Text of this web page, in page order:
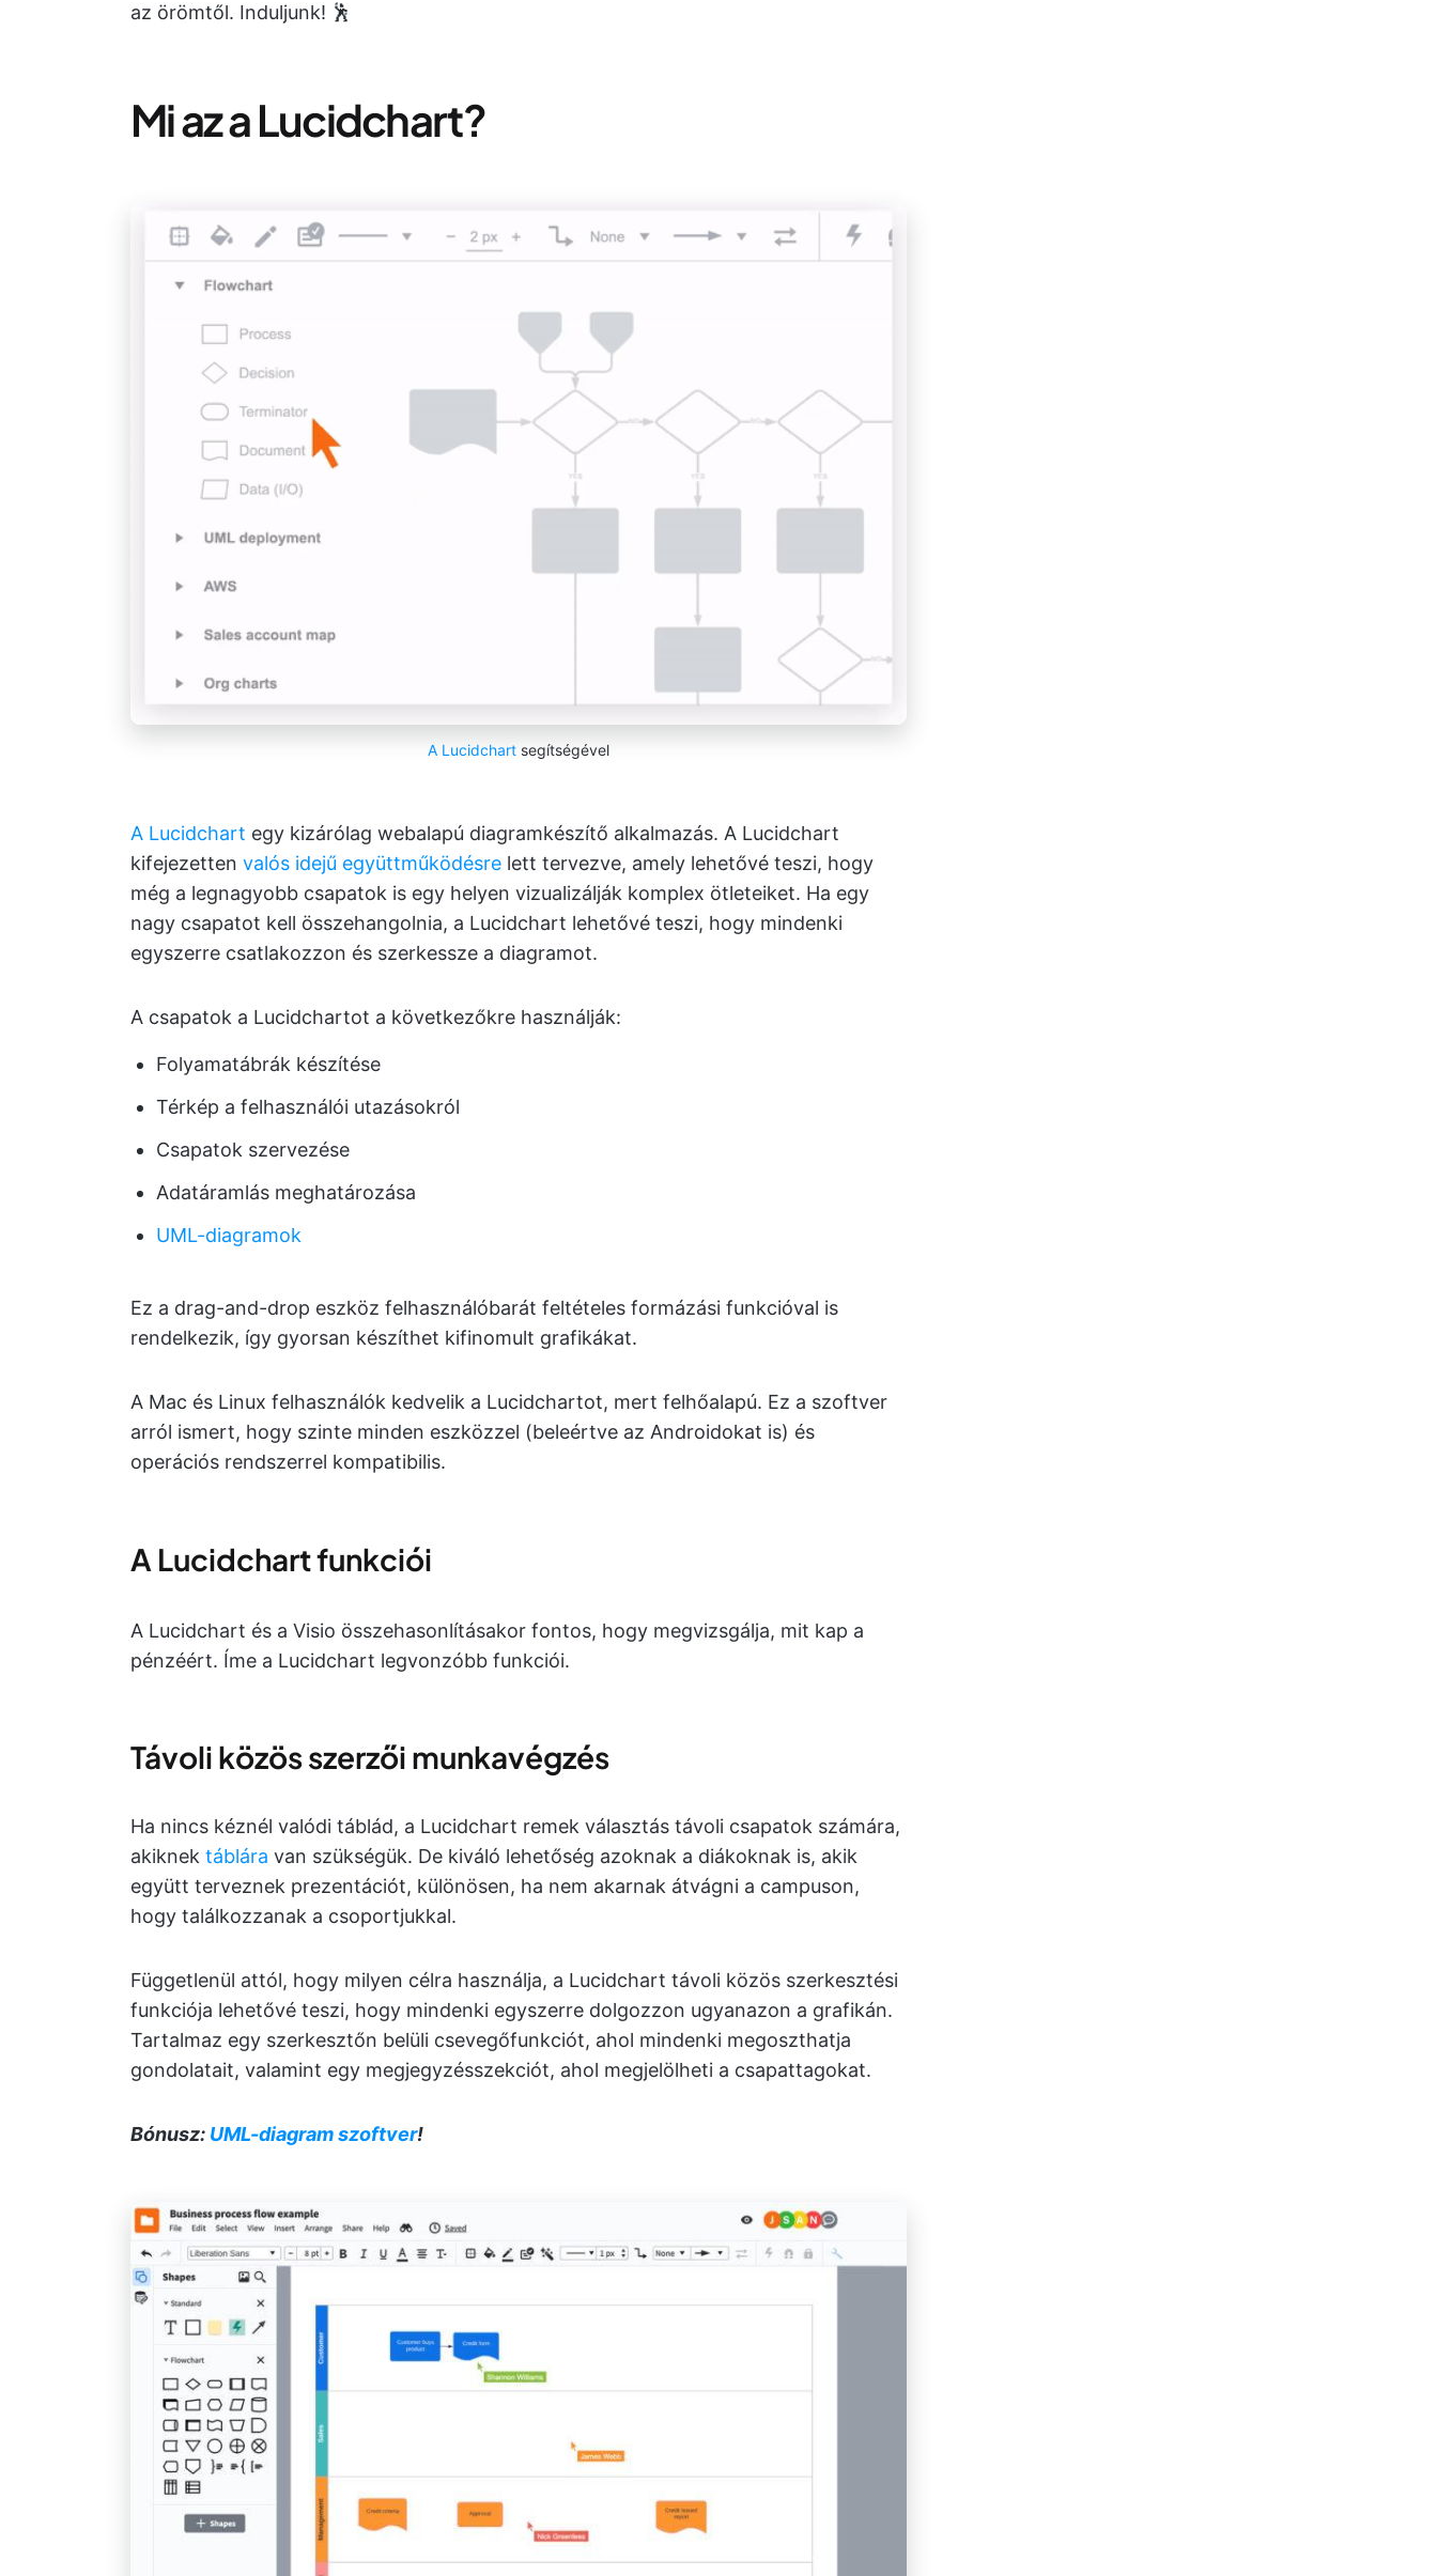
az örömtől. Induljunk! 🕺
Mi az a Lucidchart?
A Lucidchart segítségével
A Lucidchart egy kizárólag webalapú diagramkészítő alkalmazás. A Lucidchart
kifejezetten valós idejű együttműködésre lett tervezve, amely lehetővé teszi, hogy
még a legnagyobb csapatok is egy helyen vizualizálják komplex ötleteiket. Ha egy
nagy csapatot kell összehangolnia, a Lucidchart lehetővé teszi, hogy mindenki
egyszerre csatlakozzon és szerkessze a diagramot.
A csapatok a Lucidchartot a következőkre használják:
Folyamatábrák készítése
Térkép a felhasználói utazásokról
Csapatok szervezése
Adatáramlás meghatározása
UML-diagramok
Ez a drag-and-drop eszköz felhasználóbarát feltételes formázási funkcióval is
rendelkezik, így gyorsan készíthet kifinomult grafikákat.
A Mac és Linux felhasználók kedvelik a Lucidchartot, mert felhőalapú. Ez a szoftver
arról ismert, hogy szinte minden eszközzel (beleértve az Androidokat is) és
operációs rendszerrel kompatibilis.
A Lucidchart funkciói
A Lucidchart és a Visio összehasonlításakor fontos, hogy megvizsgálja, mit kap a
pénzéért. Íme a Lucidchart legvonzóbb funkciói.
Távoli közös szerzői munkavégzés
Ha nincs kéznél valódi táblád, a Lucidchart remek választás távoli csapatok számára,
akiknek táblára van szükségük. De kiváló lehetőség azoknak a diákoknak is, akik
együtt terveznek prezentációt, különösen, ha nem akarnak átvágni a campuson,
hogy találkozzanak a csoportjukkal.
Függetlenül attól, hogy milyen célra használja, a Lucidchart távoli közös szerkesztési
funkciója lehetővé teszi, hogy mindenki egyszerre dolgozzon ugyanazon a grafikán.
Tartalmaz egy szerkesztőn belüli csevegőfunkciót, ahol mindenki megoszthatja
gondolatait, valamint egy megjegyzésszekciót, ahol megjelölheti a csapattagokat.
Bónusz: UML-diagram szoftver!